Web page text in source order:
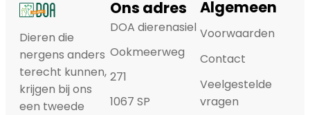
Dieren die
nergens anders
terecht kunnen,
krijgen bij ons
een tweede
Ons adres
DOA dierenasiel
Ookmeerweg
271
1067 SP
Algemeen
Voorwaarden
Contact
Veelgestelde
vragen